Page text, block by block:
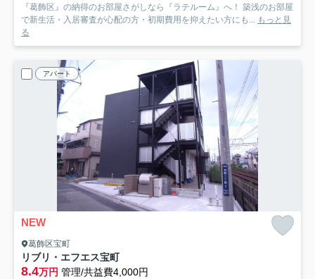
『葛飾区』の納得のお部屋さがしなら『ラテルーム』へ！ 築浅のお部屋
で新生活・入居審査が心配の方・初期費用を抑えたい方にも... もっと見
る
アパート
NEW
葛飾区宝町
リブリ・エフエス宝町
8.4万円 管理/共益費4,000円